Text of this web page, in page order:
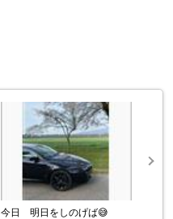
今日 明日をしのげば😅